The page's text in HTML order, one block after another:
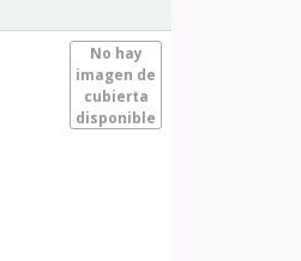
No hay
imagen de
cubierta
disponible